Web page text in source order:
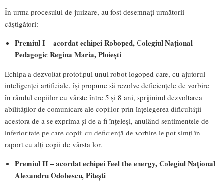
În urma procesului de jurizare, au fost desemnați următorii
câștigători:
Premiul I – acordat echipei Roboped, Colegiul Național
Pedagogic Regina Maria, Ploiești
Echipa a dezvoltat prototipul unui robot logoped care, cu ajutorul
inteligenței artificiale, își propune să rezolve deficiențele de vorbire
în rândul copiilor cu vârste între 5 și 8 ani, sprijinind dezvoltarea
abilităților de comunicare ale copiilor prin înțelegerea dificultății
acestora de a se exprima și de a fi înțeleși, anulând sentimentele de
inferioritate pe care copiii cu deficiență de vorbire le pot simți în
raport cu alți copii de vârsta lor.
Premiul II – acordat echipei Feel the energy, Colegiul Național
Alexandru Odobescu, Pitești